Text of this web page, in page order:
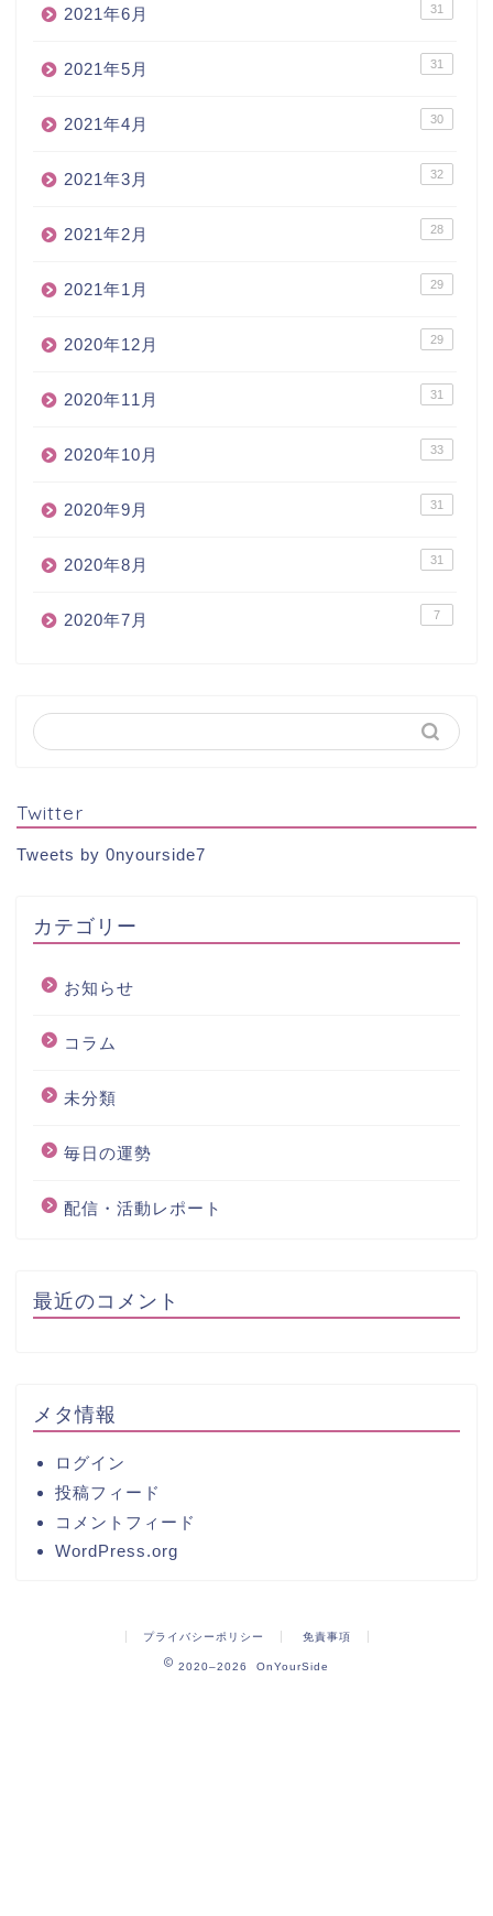
2021年6月 31
2021年5月 31
2021年4月 30
2021年3月 32
2021年2月 28
2021年1月 29
2020年12月 29
2020年11月 31
2020年10月 33
2020年9月 31
2020年8月 31
2020年7月 7
Twitter
Tweets by 0nyourside7
カテゴリー
お知らせ
コラム
未分類
毎日の運勢
配信・活動レポート
最近のコメント
メタ情報
ログイン
投稿フィード
コメントフィード
WordPress.org
プライバシーポリシー 免責事項
2020–2026 OnYourSide